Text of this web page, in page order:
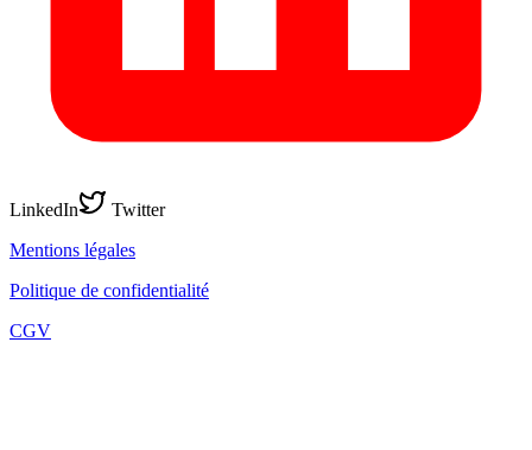
LinkedIn
Twitter
Mentions légales
Politique de confidentialité
CGV